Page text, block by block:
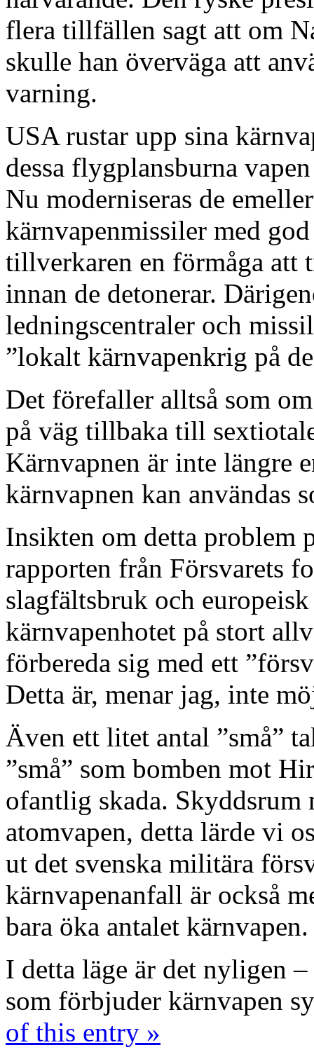
flera tillfällen sagt att om
skulle han överväga att
varning.
USA rustar upp sina
dessa flygplansburna
Nu moderniseras de
kärnvapenmissiler med
tillverkaren en förmåga att
innan de detonerar.
ledningscentraler och
”lokalt kärnvapenkrig på
Det förefaller alltså som
på väg tillbaka till
Kärnvapnen är inte längre
kärnvapnen kan användas
Insikten om detta problem
rapporten från Försvarets
slagfältsbruk och
kärnvapenhotet på stort
förbereda sig med ett
Detta är, menar jag, inte
Även ett litet antal ”små”
”små” som bomben mot
ofantlig skada. Skyddsrum
atomvapen, detta lärde vi
ut det svenska militära
kärnvapenanfall är också
bara öka antalet
I detta läge är det nyligen
som förbjuder kärnvapen
of this entry »